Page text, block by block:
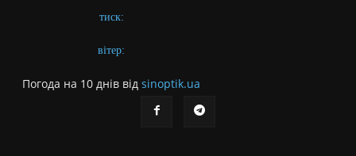
тиск:
вітер:
Погода на 10 днів від sinoptik.ua